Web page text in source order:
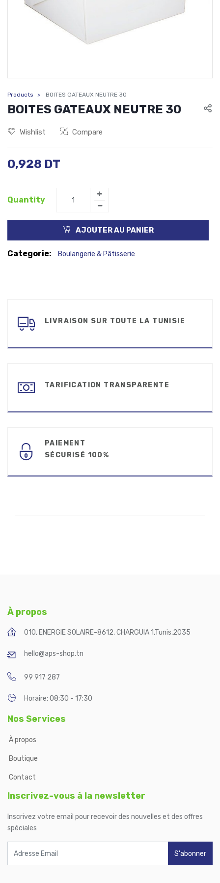
Products BOITES GATEAUX NEUTRE 30
BOITES GATEAUX NEUTRE 30
Wishlist Compare
0,928 DT
Quantity
AJOUTER AU PANIER
Categorie: Boulangerie & Pâtisserie
LIVRAISON SUR TOUTE LA TUNISIE
TARIFICATION TRANSPARENTE
PAIEMENT
SÉCURISÉ 100%
À propos
010, ENERGIE SOLAIRE-8612, CHARGUIA 1,Tunis,2035
hello@aps-shop.tn
99 917 287
Horaire: 08:30 - 17:30
Nos Services
À propos
Boutique
Contact
Inscrivez-vous à la newsletter
Inscrivez votre email pour recevoir des nouvelles et des offres
spéciales
S'abonner